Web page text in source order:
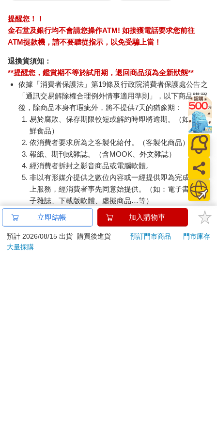
提醒您！！
金石堂及銀行均不會請您操作ATM! 如接獲電話要求您前往
ATM提款機，請不要聽從指示，以免受騙上當！
退換貨須知：
**提醒您，鑑賞期不等於試用期，退回商品須為全新狀態**
依據「消費者保護法」第19條及行政院消費者保護處公告之
「通訊交易解除權合理例外情事適用準則」，以下商品購買
後，除商品本身有瑕疵外，將不提供7天的猶豫期：
易於腐敗、保存期限較短或解約時即將逾期。（如：生
鮮食品）
依消費者要求所為之客製化給付。（客製化商品）
報紙、期刊或雜誌。（含MOOK、外文雜誌）
經消費者拆封之影音商品或電腦軟體。
非以有形媒介提供之數位內容或一經提供即為完成之線
上服務，經消費者事先同意始提供。（如：電子書、電
子雜誌、下載版軟體、虛擬商品…等）
已拆封之個人衛生用品。（如：內衣褲、刮鬍刀、除毛
若非上列種類商品，均享有到貨7天的猶豫期（含例假
日）。
立即結帳 加入購物車
預計 2026/08/15 出貨 購買後進貨 預訂門市商品
門市庫存
大量採購